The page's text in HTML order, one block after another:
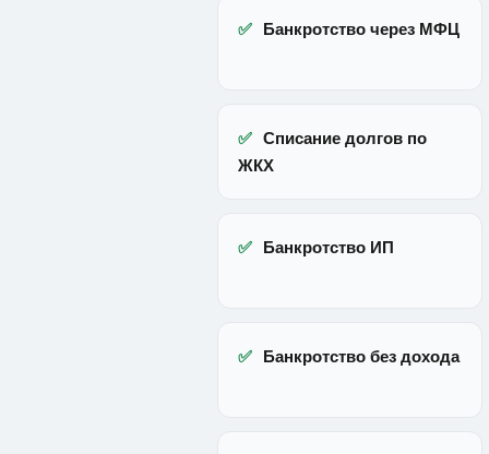
✅ Банкротство через МФЦ
✅ Списание долгов по
ЖКХ
✅ Банкротство ИП
✅ Банкротство без дохода